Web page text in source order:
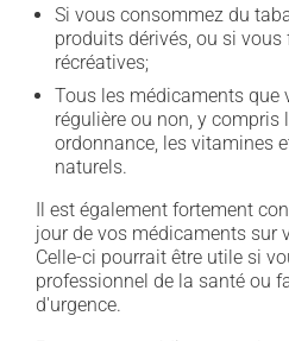
Si vous consommez du
produits dérivés, ou si
récréatives;
Tous les médicaments que
régulière ou non, y
ordonnance, les vitamines
naturels.
Il est également fortement
jour de vos médicaments sur
Celle-ci pourrait être utile si
professionnel de la santé ou
d'urgence.